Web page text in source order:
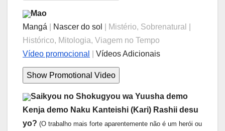
Mao
Mangá
Nascer do sol
| Mistério, Sobrenatural |
Histórico, Mitologia, Viagem no Tempo
Vídeo promocional
Vídeos Adicionais
Saikyou no Shokugyou wa Yuusha demo
Kenja demo Naku Kanteishi (Kari) Rashii desu
yo? (O trabalho mais forte aparentemente não é um herói ou